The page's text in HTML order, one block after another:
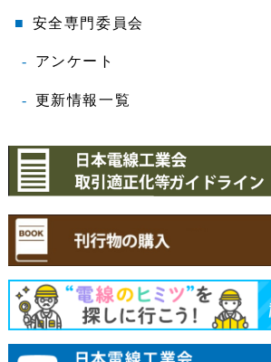
安全専門委員会
アンケート
更新情報一覧